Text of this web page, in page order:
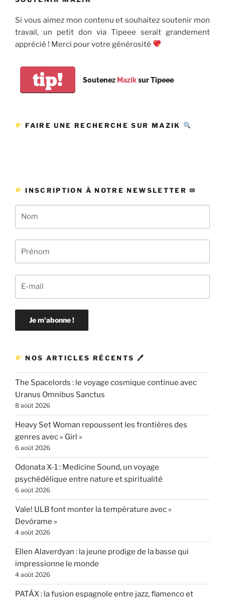
Si vous aimez mon contenu et souhaitez soutenir mon
travail, un petit don via Tipeee serait grandement
apprécié ! Merci pour votre générosité
tip! Soutenez Maziksur Tipeee
FAIRE UNE RECHERCHE SUR MAZIK
INSCRIPTION À NOTRE NEWSLETTER ✉
NOS ARTICLES RÉCENTS 🖊
The Spacelords : le voyage cosmique continue avec
Uranus Omnibus Sanctus
8 août 2026
Heavy Set Woman repoussent les frontières des
genres avec « Girl »
6 août 2026
Odonata X-1 : Medicine Sound, un voyage
psychédélique entre nature et spiritualité
6 août 2026
Vale! ULB font monter la température avec «
Devórame »
4 août 2026
Ellen Alaverdyan : la jeune prodige de la basse qui
impressionne le monde
4 août 2026
PATÁX : la fusion espagnole entre jazz, flamenco et